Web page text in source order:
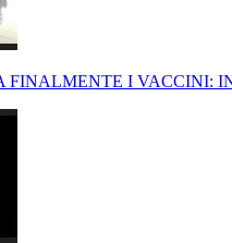
FINALMENTE I VACCINI: